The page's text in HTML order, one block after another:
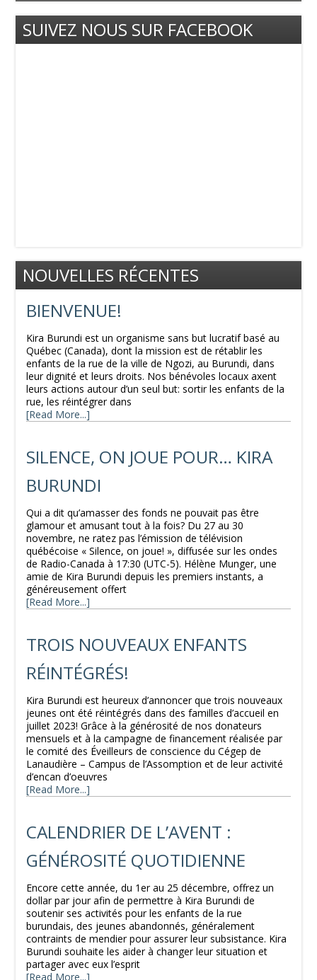
SUIVEZ NOUS SUR FACEBOOK
NOUVELLES RÉCENTES
BIENVENUE!
Kira Burundi est un organisme sans but lucratif basé au
Québec (Canada), dont la mission est de rétablir les
enfants de la rue de la ville de Ngozi, au Burundi, dans
leur dignité et leurs droits. Nos bénévoles locaux axent
leurs actions autour d’un seul but: sortir les enfants de la
rue, les réintégrer dans
[Read More...]
SILENCE, ON JOUE POUR… KIRA
BURUNDI
Qui a dit qu’amasser des fonds ne pouvait pas être
glamour et amusant tout à la fois? Du 27 au 30
novembre, ne ratez pas l’émission de télévision
québécoise « Silence, on joue! », diffusée sur les ondes
de Radio-Canada à 17:30 (UTC-5). Hélène Munger, une
amie de Kira Burundi depuis les premiers instants, a
généreusement offert
[Read More...]
TROIS NOUVEAUX ENFANTS
RÉINTÉGRÉS!
Kira Burundi est heureux d’annoncer que trois nouveaux
jeunes ont été réintégrés dans des familles d’accueil en
juillet 2023! Grâce à la générosité de nos donateurs
mensuels et à la campagne de financement réalisée par
le comité des Éveilleurs de conscience du Cégep de
Lanaudière – Campus de l’Assomption et de leur activité
d’encan d’oeuvres
[Read More...]
CALENDRIER DE L’AVENT :
GÉNÉROSITÉ QUOTIDIENNE
Encore cette année, du 1er au 25 décembre, offrez un
dollar par jour afin de permettre à Kira Burundi de
soutenir ses activités pour les enfants de la rue
burundais, des jeunes abandonnés, généralement
contraints de mendier pour assurer leur subsistance. Kira
Burundi souhaite les aider à changer leur situation et
partager avec eux l’esprit
[Read More...]